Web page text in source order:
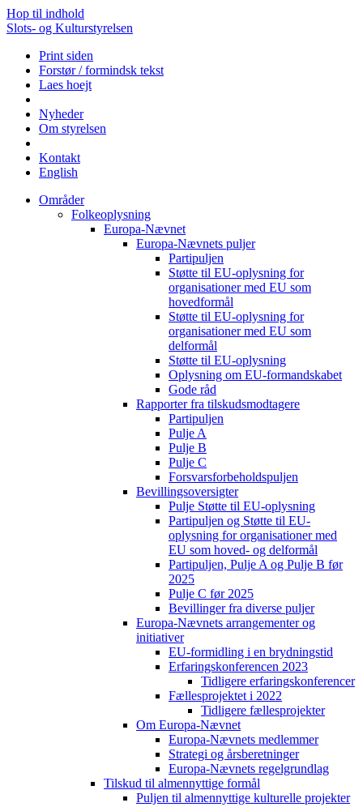
Hop til indhold
Slots- og Kulturstyrelsen
Print siden
Forstør / formindsk tekst
Laes hoejt
Nyheder
Om styrelsen
Kontakt
English
Områder
Folkeoplysning
Europa-Nævnet
Europa-Nævnets puljer
Partipuljen
Støtte til EU-oplysning for
organisationer med EU som
hovedformål
Støtte til EU-oplysning for
organisationer med EU som
delformål
Støtte til EU-oplysning
Oplysning om EU-formandskabet
Gode råd
Rapporter fra tilskudsmodtagere
Partipuljen
Pulje A
Pulje B
Pulje C
Forsvarsforbeholdspuljen
Bevillingsoversigter
Pulje Støtte til EU-oplysning
Partipuljen og Støtte til EU-
oplysning for organisationer med
EU som hoved- og delformål
Partipuljen, Pulje A og Pulje B før
2025
Pulje C før 2025
Bevillinger fra diverse puljer
Europa-Nævnets arrangementer og
initiativer
EU-formidling i en brydningstid
Erfaringskonferencen 2023
Tidligere erfaringskonferencer
Fællesprojektet i 2022
Tidligere fællesprojekter
Om Europa-Nævnet
Europa-Nævnets medlemmer
Strategi og årsberetninger
Europa-Nævnets regelgrundlag
Tilskud til almennyttige formål
Puljen til almennyttige kulturelle projekter